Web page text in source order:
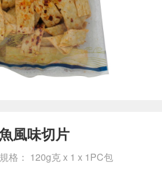
風味切片
格： 120g克 x 1 x 1PC包